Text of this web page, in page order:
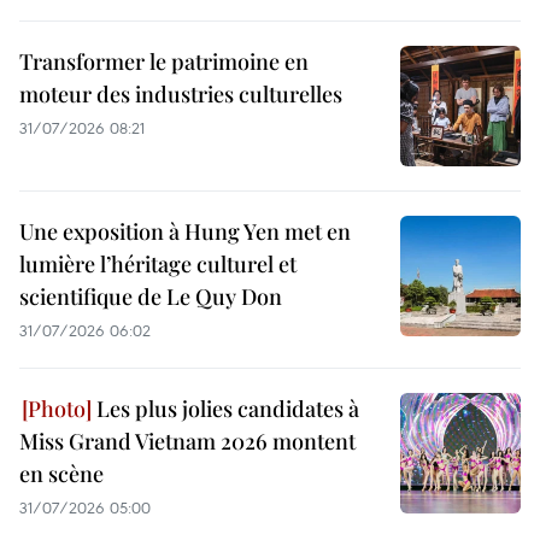
Transformer le patrimoine en
moteur des industries culturelles
31/07/2026 08:21
Une exposition à Hung Yen met en
lumière l’héritage culturel et
scientifique de Le Quy Don
31/07/2026 06:02
Les plus jolies candidates à
Miss Grand Vietnam 2026 montent
en scène
31/07/2026 05:00